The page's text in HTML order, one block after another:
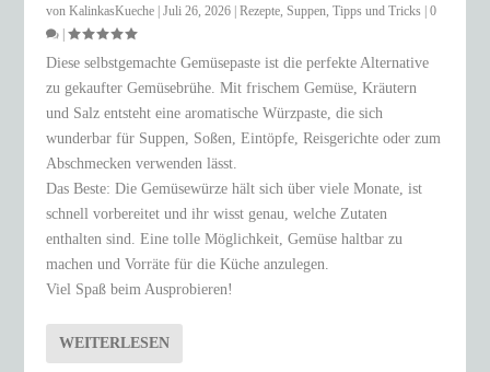
vonKalinkasKueche |Juli 26, 2026 |Rezepte,Suppen,Tipps und Tricks |0
|
Diese selbstgemachte Gemüsepaste ist die perfekte Alternative
zu gekaufter Gemüsebrühe. Mit frischem Gemüse, Kräutern
und Salz entsteht eine aromatische Würzpaste, die sich
wunderbar für Suppen, Soßen, Eintöpfe, Reisgerichte oder zum
Abschmecken verwenden lässt.
Das Beste: Die Gemüsewürze hält sich über viele Monate, ist
schnell vorbereitet und ihr wisst genau, welche Zutaten
enthalten sind. Eine tolle Möglichkeit, Gemüse haltbar zu
machen und Vorräte für die Küche anzulegen.
Viel Spaß beim Ausprobieren!
WEITERLESEN